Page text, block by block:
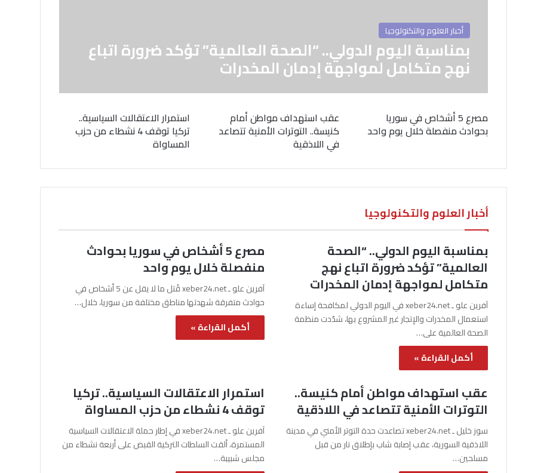
أخبار العلوم والتكنولوجيا
بمناسبة اليوم الدولي.. “الصحة العالمية” تؤكد ضرورة اتباع
نهج متكامل لمواجهة إدمان المخدرات
مصرع 5 أشخاص في سوريا
بحوادث منفصلة خلال يوم واحد
عقب استهداف مواطن أمام
كنيسة.. التوترات الأمنية تتصاعد
في اللاذقية
استمرار الاعتقالات السياسية..
تركيا توقف 4 نشطاء من حزب
المساواة
أخبار العلوم والتكنولوجيا
بمناسبة اليوم الدولي.. “الصحة
العالمية” تؤكد ضرورة اتباع نهج
متكامل لمواجهة إدمان المخدرات
آفرين علو ـ xeber24.net في اليوم الدولي لمكافحة إساءة
استعمال المخدرات والإتجار غير المشروع بها، شدّدت منظمة
الصحة العالمية على…
أكمل القراءة »
مصرع 5 أشخاص في سوريا بحوادث
منفصلة خلال يوم واحد
آفرين علو ـ xeber24.net قُتل ما لا يقل عن 5 أشخاص في
حوادث متفرقة شهدتها مناطق مختلفة من سوريا، خلال…
أكمل القراءة »
عقب استهداف مواطن أمام كنيسة..
التوترات الأمنية تتصاعد في اللاذقية
سوز خليل ـ xeber24.net تصاعدت حدة التوتر الأمني في مدينة
اللاذقية السورية، عقب إصابة شاب بإطلاق نار من قبل
مسلحين…
استمرار الاعتقالات السياسية.. تركيا
توقف 4 نشطاء من حزب المساواة
آفرين علو ـ xeber24.net في إطار حملة الاعتقالات السياسية
المستمرة، ألقت السلطات التركية القبض على أربعة نشطاء من
مجلس شبيبة…